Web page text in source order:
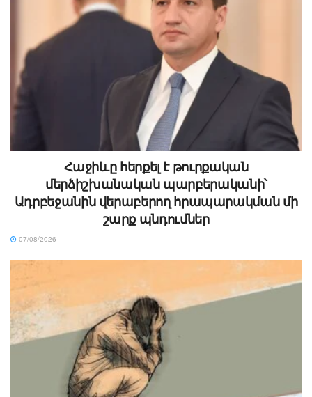
Հաջիևը հերքել է թուրքական
մերձիշխանական պարբերականի՝
Ադրբեջանին վերաբերող հրապարակման մի
շարք պնդումներ
07/08/2026